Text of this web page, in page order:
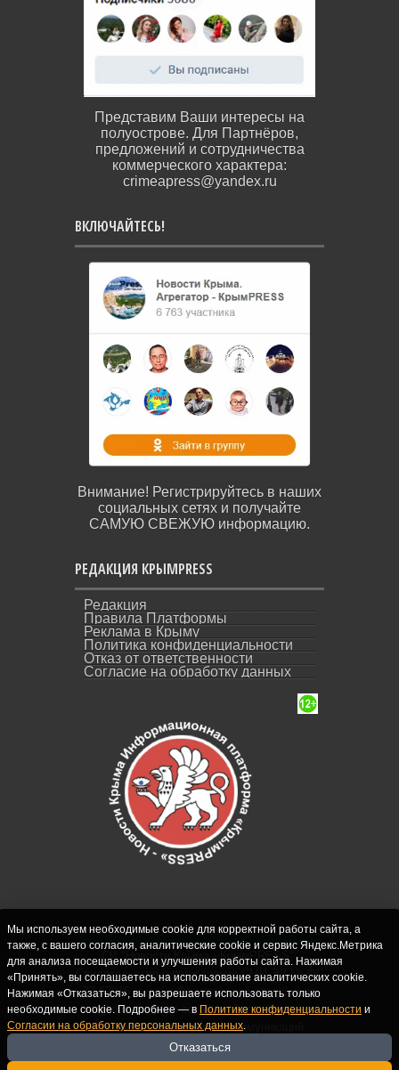
Представим Ваши интересы на
полуострове. Для Партнёров,
предложений и сотрудничества
коммерческого характера:
crimeapress@yandex.ru
ВКЛЮЧАЙТЕСЬ!
Внимание! Регистрируйтесь в наших
социальных сетях и получайте
САМУЮ СВЕЖУЮ информацию.
РЕДАКЦИЯ КРЫМPRESS
Редакция
Правила Платформы
Реклама в Крыму
Политика конфиденциальности
Отказ от ответственности
Согласие на обработку данных
СИ "Новости Крыма - КрымPRESS".
Свидетельство о регистрации СМИ ЭЛ № ФС
77-62916 выдано Федеральной службой по
надзору в сфере связи, информационных
технологий и массовых коммуникаций
(Роскомнадзор) 10.09.2015. Учредитель и
главный редактор: Крутских С.М. Почта:
Мы используем необходимые cookie для корректной работы сайта, а
также, с вашего согласия, аналитические cookie и сервис Яндекс.Метрика
для анализа посещаемости и улучшения работы сайта. Нажимая
«Принять», вы соглашаетесь на использование аналитических cookie.
Нажимая «Отказаться», вы разрешаете использовать только
необходимые cookie. Подробнее — в Политике конфиденциальности и
Согласии на обработку персональных данных.
Отказаться